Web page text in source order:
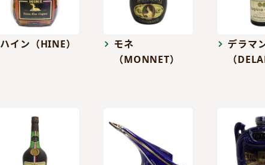
ハイン（HINE）
モネ
（MONNET）
デラマ
（